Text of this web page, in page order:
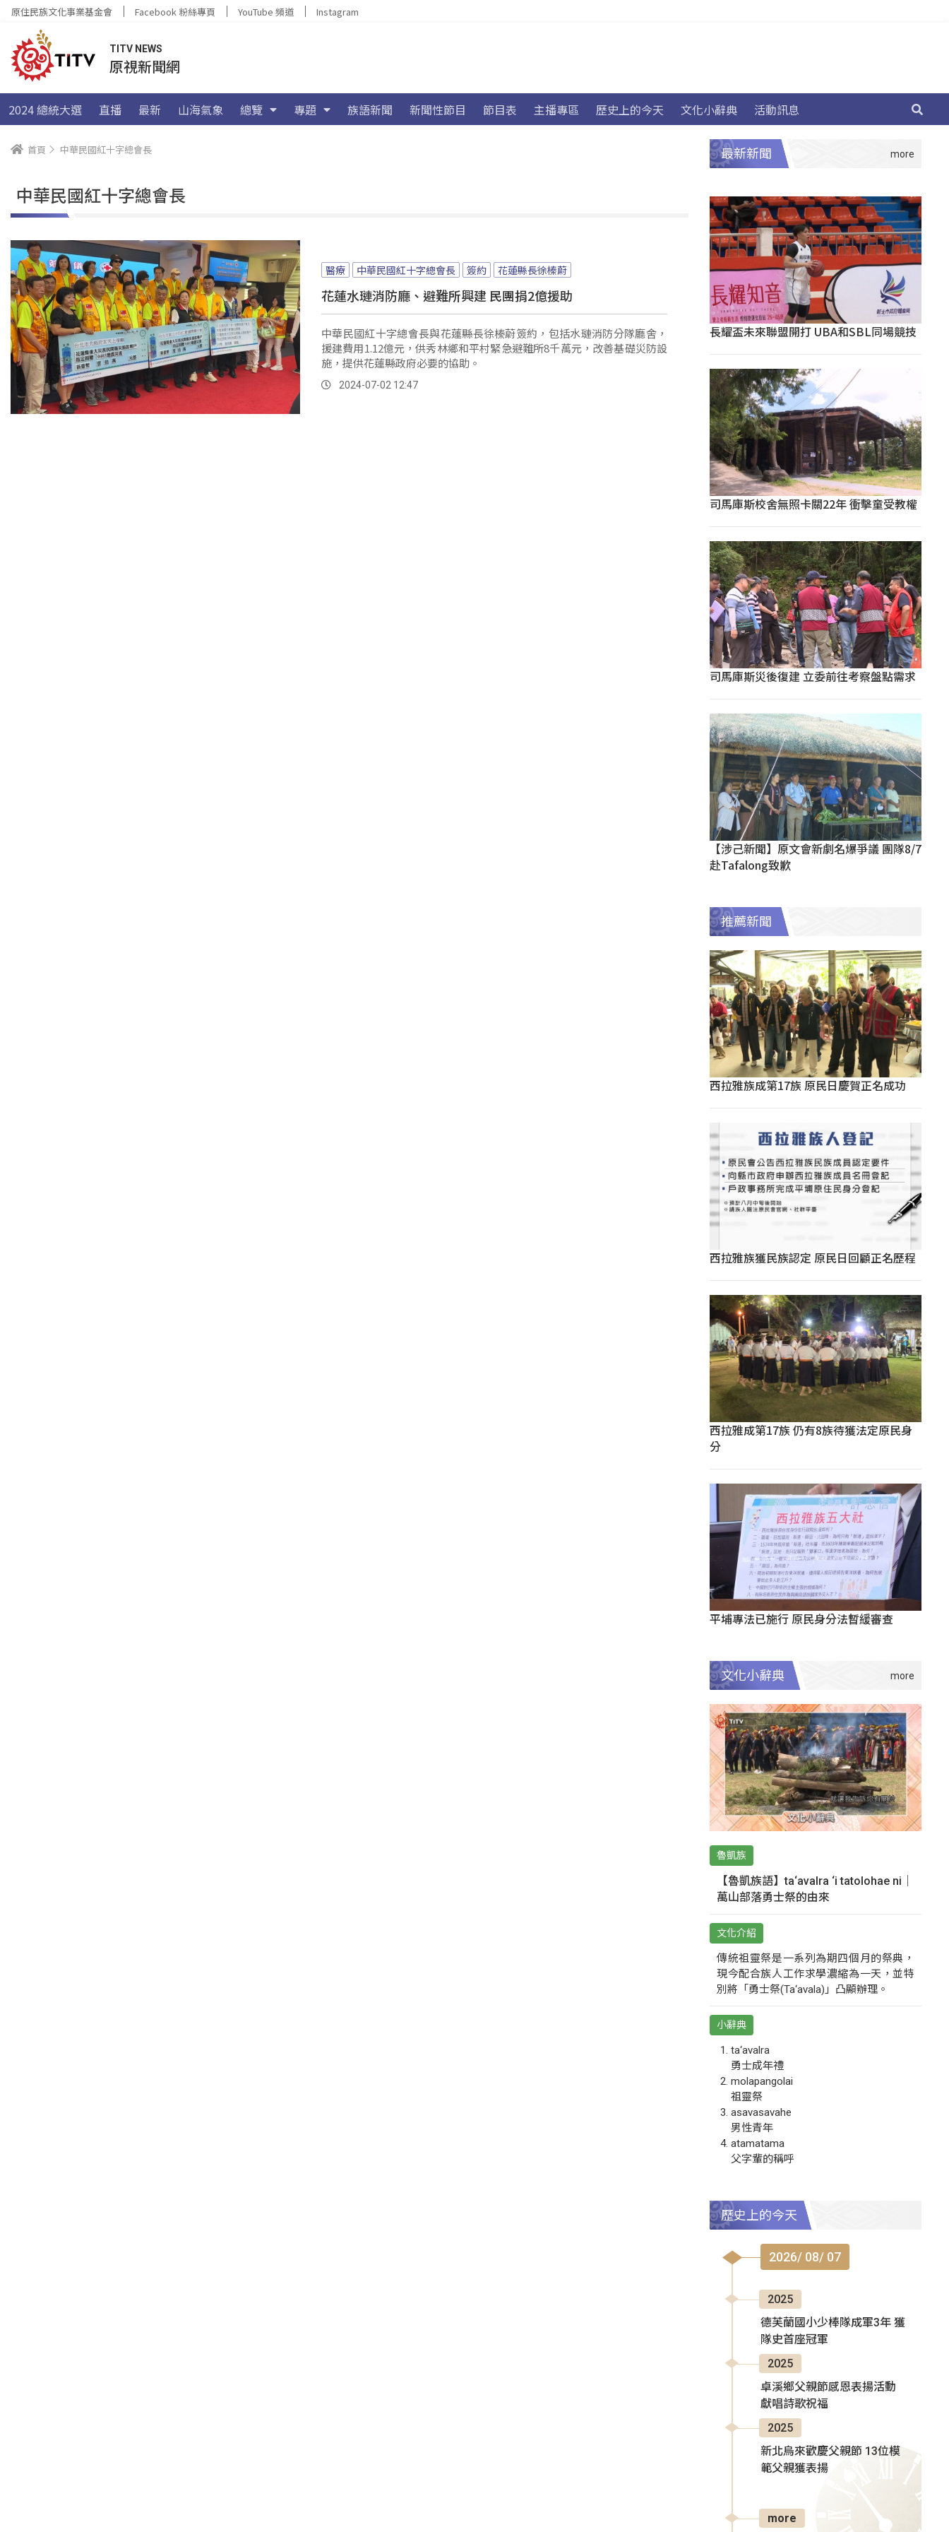
原住民族文化事業基金會 Facebook 粉絲專頁 YouTube 頻道 Instagram
TITV NEWS
原視新聞網
2024 總統大選 直播 最新 山海氣象 總覽 專題 族語新聞 新聞性節目 節目表 主播專區 歷史上的今天 文化小辭典 活動訊息
首頁 中華民國紅十字總會長
中華民國紅十字總會長
醫療 中華民國紅十字總會長 簽約 花蓮縣長徐榛蔚
花蓮水璉消防廳、避難所興建 民團捐2億援助
中華民國紅十字總會長與花蓮縣長徐榛蔚簽約，包括水璉消防分隊廳舍，
援建費用1.12億元，供秀林鄉和平村緊急避難所8千萬元，改善基礎災防設
施，提供花蓮縣政府必要的協助。
2024-07-02 12:47
最新新聞
長耀盃未來聯盟開打 UBA和SBL同場競技
司馬庫斯校舍無照卡關22年 衝擊童受教權
司馬庫斯災後復建 立委前往考察盤點需求
【涉己新聞】原文會新劇名爆爭議 團隊8/7
赴Tafalong致歉
推薦新聞
西拉雅族成第17族 原民日慶賀正名成功
西拉雅族獲民族認定 原民日回顧正名歷程
西拉雅成第17族 仍有8族待獲法定原民身
分
平埔專法已施行 原民身分法暫緩審查
文化小辭典
魯凱族
【魯凱族語】ta‘avalra ‘i tatolohae ni｜
萬山部落勇士祭的由來
文化介紹
傳統祖靈祭是一系列為期四個月的祭典，
現今配合族人工作求學濃縮為一天，並特
別將「勇士祭(Ta‘avala)」凸顯辦理。
小辭典
ta‘avalra
勇士成年禮
molapangolai
祖靈祭
asavasavahe
男性青年
atamatama
父字輩的稱呼
歷史上的今天
2026/ 08/ 07
2025
德芙蘭國小少棒隊成軍3年 獲
隊史首座冠軍
2025
卓溪鄉父親節感恩表揚活動
獻唱詩歌祝福
2025
新北烏來歡慶父親節 13位模
範父親獲表揚
more